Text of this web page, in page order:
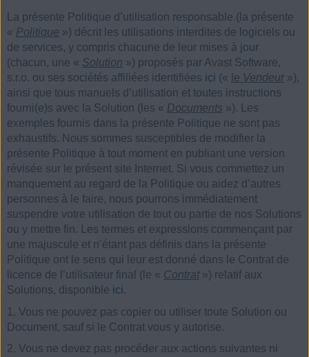
La présente Politique d’utilisation responsable (la présente
« Politique ») décrit les utilisations interdites de logiciels ou
de services, y compris chacune de leur mises à jour
(chacun, une « Solution ») proposés par Avast Software,
s.r.o. ou ses sociétés affiliées identifiées ici (« le Vendeur»),
ainsi que tous manuels d’utilisation et toutes instructions
fourni(e)s avec la Solution (les « Documents »). Les
exemples fournis dans la présente Politique ne sont pas
exhaustifs. Nous sommes susceptibles de modifier la
présente Politique à tout moment en publiant une version
révisée sur le présent site Internet. Si vous commettez un
manquement au regard de la Politique ou aidez d’autres
personnes à le faire, nous pourrons immédiatement
suspendre votre utilisation de tout ou partie de nos Solutions
ou y mettre fin. Les termes et expressions commençant par
une majuscule et n’étant pas définis dans la présente
Politique ont le sens qui leur est donné dans le Contrat de
licence de l’utilisateur final (le « Contrat») relatif aux
Solutions, disponible ici.
1. Vous ne pouvez pas copier ou utiliser toute Solution ou
Document, sauf si le Contrat vous y autorise.
2. Vous ne devez pas procéder aux actions suivantes ni